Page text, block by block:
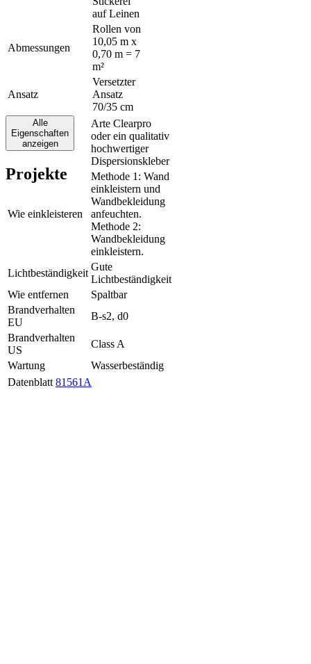
auf Leinen
Abmessungen
Rollen von
10,05 m x
0,70 m = 7
m²
Ansatz
Versetzter
Ansatz
70/35 cm
Klebstoff
Arte Clearpro
oder ein qualitativ
hochwertiger
Dispersionskleber
Wie einkleisteren
Methode 1: Wand
einkleistern und
Wandbekleidung
anfeuchten.
Methode 2:
Wandbekleidung
einkleistern.
Lichtbeständigkeit
Gute
Lichtbeständigkeit
Wie entfernen
Spaltbar
Brandverhalten
EU
B-s2, d0
Brandverhalten
US
Class A
Wartung
Wasserbeständig
Datenblatt 81561A
Alle
Eigenschaften
anzeigen
Projekte